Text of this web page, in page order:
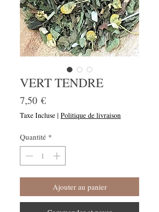
VERT TENDRE
7,50 €Prix
Taxe Incluse | Politique de livraison
Quantité *
Ajouter au panier